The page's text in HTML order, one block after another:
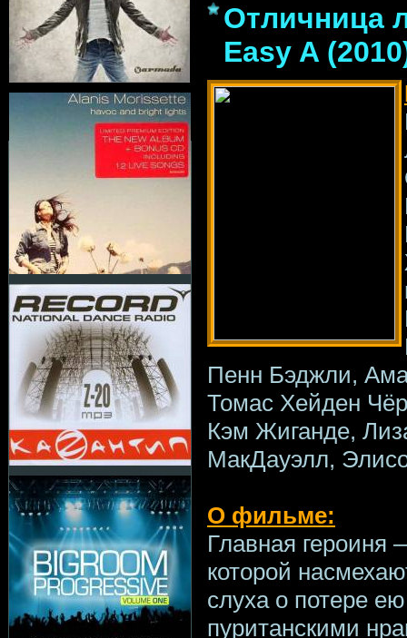
Отличница
Easy A
Пенн Бэджли,
Томас Хейден
Кэм Жиганде,
МакДауэлл,
О фильме:
Главная
которой
слуха о потере
пуританскими